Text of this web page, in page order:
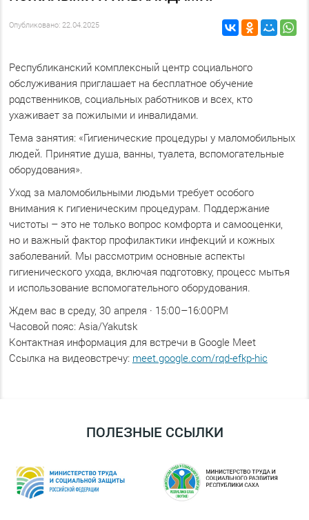
Опубликовано: 22.04.2025
Республиканский комплексный центр социального
обслуживания приглашает на бесплатное обучение
родственников, социальных работников и всех, кто
ухаживает за пожилыми и инвалидами.
Тема занятия: «Гигиенические процедуры у маломобильных
людей. Принятие душа, ванны, туалета, вспомогательные
оборудования».
Уход за маломобильными людьми требует особого
внимания к гигиеническим процедурам. Поддержание
чистоты – это не только вопрос комфорта и самооценки,
но и важный фактор профилактики инфекций и кожных
заболеваний. Мы рассмотрим основные аспекты
гигиенического ухода, включая подготовку, процесс мытья
и использование вспомогательного оборудования.
Ждем вас в среду, 30 апреля · 15:00–16:00PM
Часовой пояс: Asia/Yakutsk
Контактная информация для встречи в Google Meet
Ссылка на видеовстречу: meet.google.com/rqd-efkp-hic
ПОЛЕЗНЫЕ ССЫЛКИ